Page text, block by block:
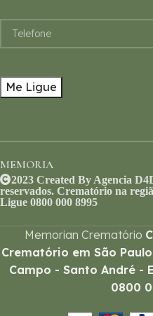
MEMORIA
2023 Created By Agencia
reservados. Crematório na
Ligue 0800 000 8995
Memorian Crematório
Crematório em São
Campo - Santo André -
0800